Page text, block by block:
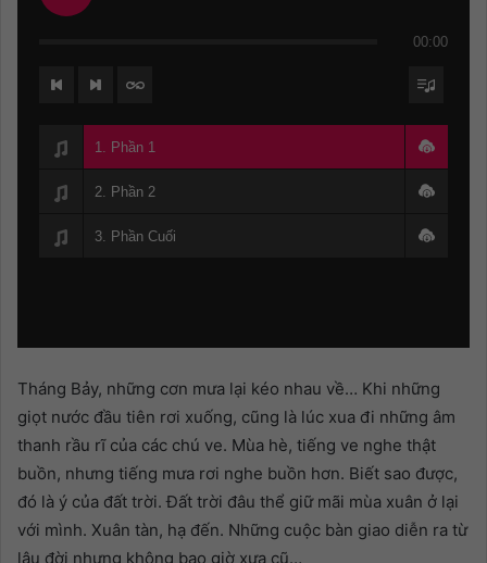
00:00
1. Phần 1
2. Phần 2
3. Phần Cuối
Tháng Bảy, những cơn mưa lại kéo nhau về… Khi những
giọt nước đầu tiên rơi xuống, cũng là lúc xua đi những âm
thanh rầu rĩ của các chú ve. Mùa hè, tiếng ve nghe thật
buồn, nhưng tiếng mưa rơi nghe buồn hơn. Biết sao được,
đó là ý của đất trời. Đất trời đâu thể giữ mãi mùa xuân ở lại
với mình. Xuân tàn, hạ đến. Những cuộc bàn giao diễn ra từ
lâu đời nhưng không bao giờ xưa cũ…